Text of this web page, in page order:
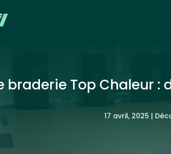
braderie Top Chaleur
17 avril, 2025 |